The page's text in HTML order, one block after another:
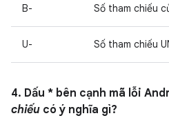
B- Số tham chiếu
U- Số tham chiếu
4. Dấu * bên cạnh mã lỗi
chiếu có ý nghĩa gì?